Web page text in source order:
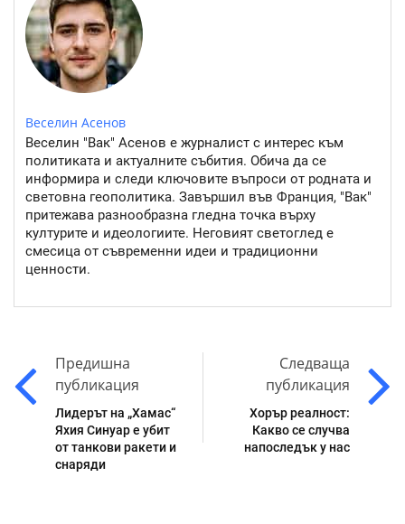
Веселин Асенов
Веселин "Вак" Асенов е журналист с интерес към
политиката и актуалните събития. Обича да се
информира и следи ключовите въпроси от родната и
световна геополитика. Завършил във Франция, "Вак"
притежава разнообразна гледна точка върху
културите и идеологиите. Неговият светоглед е
смесица от съвременни идеи и традиционни
ценности.
Предишна
публикация
Лидерът на „Хамас“
Яхия Синуар е убит
от танкови ракети и
снаряди
Следваща
публикация
Хорър реалност:
Какво се случва
напоследък у нас